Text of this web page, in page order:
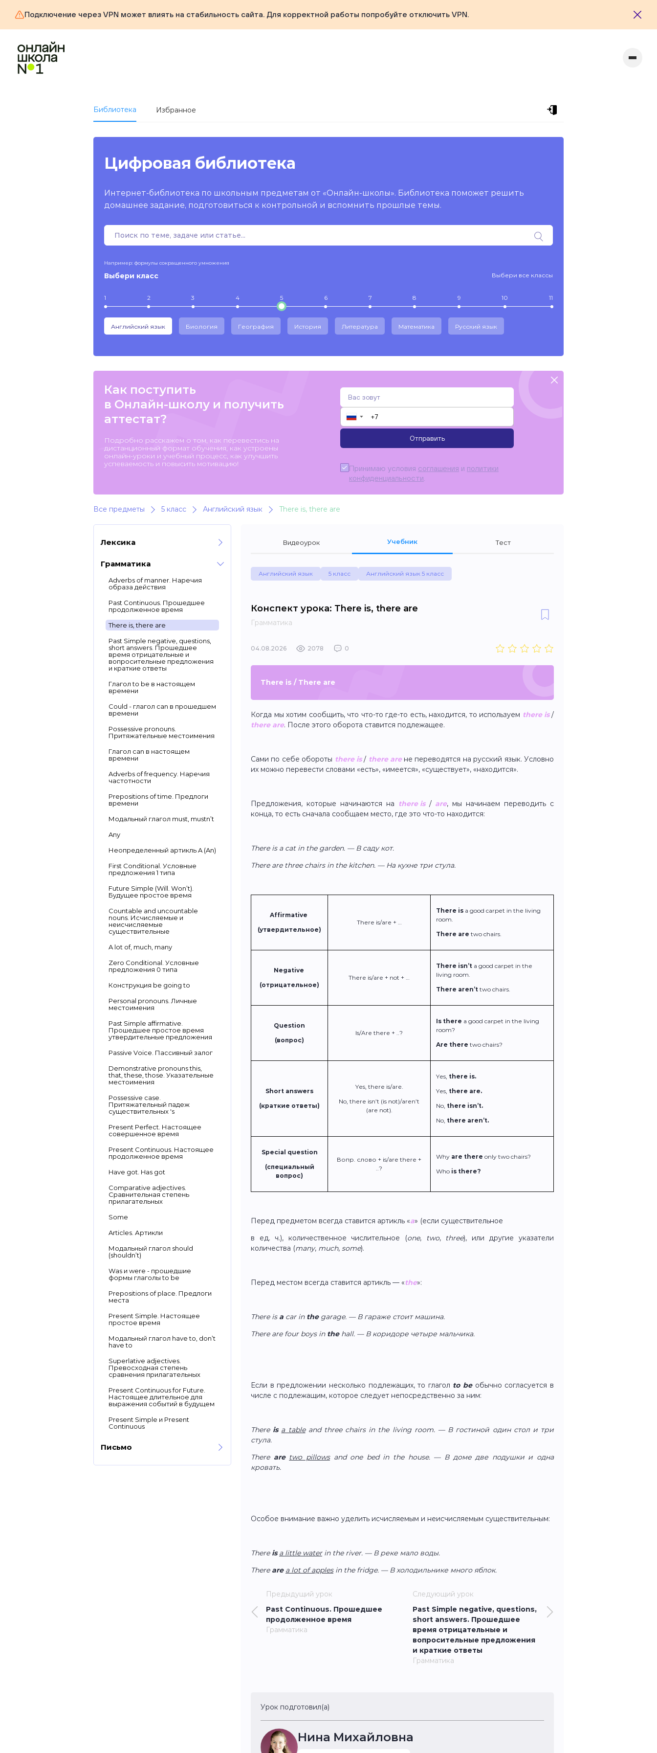
Подключение через VPN может влиять на стабильность сайта. Для корректной работы попробуйте отключить VPN.
Библиотека Избранное
Цифровая библиотека
Интернет-библиотека по школьным предметам от «Онлайн-школы». Библиотека поможет решить
домашнее задание, подготовиться к контрольной и вспомнить прошлые темы.
Например: формулы сокращенного умножения
Выбери класс Выбери все классы
1 2 3 4 5 6 7 8 9 10 11
Английский язык Биология География История Литература Математика Русский язык
Как поступить
в Онлайн-школу и получить
аттестат?
Подробно расскажем о том, как перевестись на
дистанционный формат обучения, как устроены
онлайн-уроки и учебный процесс, как улучшить
успеваемость и повысить мотивацию!
▼
Отправить
Принимаю условия соглашения и политики
конфиденциальности
Все предметы 5 класс Английский язык There is, there are
Лексика
Грамматика
Adverbs of manner. Наречия
образа действия
Past Continuous. Прошедшее
продолженное время
There is, there are
Past Simple negative, questions,
short answers. Прошедшее
время отрицательные и
вопросительные предложения
и краткие ответы
Глагол to be в настоящем
времени
Could - глагол can в прошедшем
времени
Possessive pronouns.
Притяжательные местоимения
Глагол can в настоящем
времени
Adverbs of frequency. Наречия
частотности
Prepositions of time. Предлоги
времени
Модальный глагол must, mustn’t
Any
Неопределенный артикль A (An)
First Conditional. Условные
предложения 1 типа
Future Simple (Will. Won’t).
Будущее простое время
Countable and uncountable
nouns. Исчисляемые и
неисчисляемые
существительные
A lot of, much, many
Zero Conditional. Условные
предложения 0 типа
Конструкция be going to
Personal pronouns. Личные
местоимения
Past Simple affirmative.
Прошедшее простое время
утвердительные предложения
Passive Voice. Пассивный залог
Demonstrative pronouns this,
that, these, those. Указательные
местоимения
Possessive case.
Притяжательный падеж
существительных 's
Present Perfect. Настоящее
совершенное время
Present Continuous. Настоящее
продолженное время
Have got. Has got
Comparative adjectives.
Сравнительная степень
прилагательных
Some
Articles. Артикли
Модальный глагол should
(shouldn’t)
Was и were - прошедшие
формы глаголы to be
Prepositions of place. Предлоги
места
Present Simple. Настоящее
простое время
Модальный глагол have to, don’t
have to
Superlative adjectives.
Превосходная степень
сравнения прилагательных
Present Continuous for Future.
Настоящее длительное для
выражения событий в будущем
Present Simple и Present
Continuous
Письмо
Видеоурок Учебник Тест
Английский язык 5 класс Английский язык 5 класс
Конспект урока: There is, there are
Грамматика
04.08.2026 2078 0
There is / There are
Когда мы хотим сообщить, что что-то где-то есть, находится, то используем there is/
there are. После этого оборота ставится подлежащее.
Сами по себе обороты there is/ there areне переводятся на русский язык. Условно
их можно перевести словами «есть», «имеется», «существует», «находится».
Предложения, которые начинаются на there is/ are, мы начинаем переводить с
конца, то есть сначала сообщаем место, где это что-то находится:
There is a cat in the garden. — В саду кот.
There are three chairs in the kitchen. — На кухне три стула.
Affirmative
(утвердительное)
There is/are + …
There is a good carpet in the living
room.
There are two chairs.
Negative
(отрицательное)
There is/are + not + …
There isn’t a good carpet in the
living room.
There aren’t two chairs.
Question
(вопрос)
Is/Are there + ..?
Is there a good carpet in the living
room?
Are there two chairs?
Short answers
(краткие ответы)
Yes, there is/are.
No, there isn’t (is not)/aren’t
(are not).
Yes, there is.
Yes, there are.
No, there isn’t.
No, there aren’t.
Special question
(специальный
вопрос)
Вопр. слово + is/are there +
..?
Why are there only two chairs?
Who is there?
Перед предметом всегда ставится артикль «a» (если существительное
в ед. ч.), количественное числительное (one, two, three), или другие указатели
количества (many, much, some).
Перед местом всегда ставится артикль — «the»:
There is a car in thegarage. — В гараже стоит машина.
There are four boys in thehall. — В коридоре четыре мальчика.
Если в предложении несколько подлежащих, то глагол to beобычно согласуется в
числе с подлежащим, которое следует непосредственно за ним:
There is a tableand three chairs in the living room. — В гостиной один стол и три
стула.
There are two pillowsand one bed in the house. — В доме две подушки и одна
кровать.
Особое внимание важно уделить исчисляемым и неисчисляемым существительным:
There isa little waterin the river. — В реке мало воды.
There are a lot of applesin the fridge. — В холодильнике много яблок.
Предыдущий урок
Past Continuous. Прошедшее
продолженное время
Грамматика
Следующий урок
Past Simple negative, questions,
short answers. Прошедшее
время отрицательные и
вопросительные предложения
и краткие ответы
Грамматика
Урок подготовил(а)
Нина Михайловна